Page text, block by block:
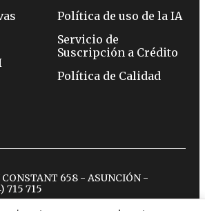
Política de uso de la IA
Servicio de
Suscripción a Crédito
Política de Calidad
658 - ASUNCIÓN -
715 715